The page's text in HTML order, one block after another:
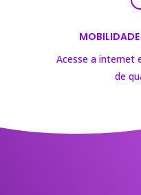
Acesse a internet
de